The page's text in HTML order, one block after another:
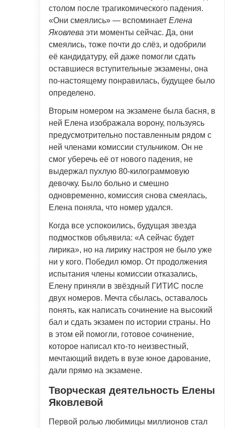
столом после трагикомического падения.
«Они смеялись» — вспоминает Елена
Яковлева эти моменты сейчас. Да, они
смеялись, тоже почти до слёз, и одобрили
её кандидатуру, ей даже помогли сдать
оставшиеся вступительные экзамены, она
по-настоящему понравилась, будущее было
определено.
Вторым номером на экзамене была басня, в
ней Елена изображала ворону, пользуясь
предусмотрительно поставленным рядом с
ней членами комиссии стульчиком. Он не
смог уберечь её от нового падения, не
выдержал пухлую 80-килограммовую
девочку. Было больно и смешно
одновременно, комиссия снова смеялась,
Елена поняла, что номер удался.
Когда все успокоились, будущая звезда
подмостков объявила: «А сейчас будет
лирика», но на лирику настроя не было уже
ни у кого. Победил юмор. От продолжения
испытания члены комиссии отказались,
Елену приняли в звёздный ГИТИС после
двух номеров. Мечта сбылась, оставалось
понять, как написать сочинение на высокий
бал и сдать экзамен по истории страны. Но
в этом ей помогли, готовое сочинение,
которое написал кто-то неизвестный,
мечтающий видеть в вузе юное дарование,
дали прямо на экзамене.
Творческая деятельность Елены
Яковлевой
Первой ролью любимицы миллионов стал